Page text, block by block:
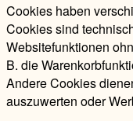
Cookies haben
Cookies sind
Websitefunktionen
B. die
Andere Cookies
auszuwerten oder